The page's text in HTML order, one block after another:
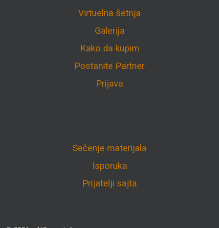
Virtuelna šetnja
Galerija
Kako da kupim
Postanite Partner
Prijava
Sečenje materijala
Isporuka
Prijatelji sajta